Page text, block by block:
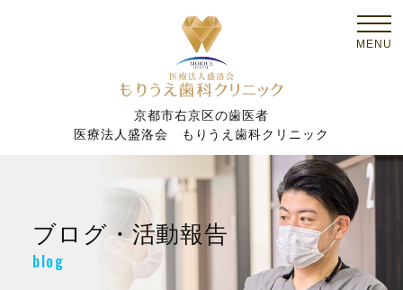
京都市右京区の歯医者
医療法人盛洛会 もりうえ歯科クリニック
ブログ・活動報告
blog